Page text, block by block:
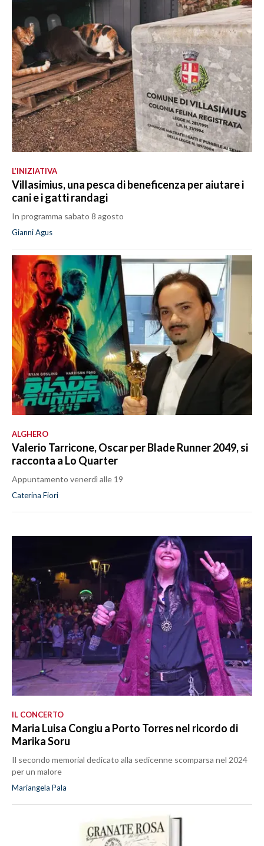
L’INIZIATIVA
Villasimius, una pesca di beneficenza per aiutare i
cani e i gatti randagi
In programma sabato 8 agosto
Gianni Agus
ALGHERO
Valerio Tarricone, Oscar per Blade Runner 2049, si
racconta a Lo Quarter
Appuntamento venerdì alle 19
Caterina Fiori
IL CONCERTO
Maria Luisa Congiu a Porto Torres nel ricordo di
Marika Soru
Il secondo memorial dedicato alla sedicenne scomparsa nel 2024
per un malore
Mariangela Pala